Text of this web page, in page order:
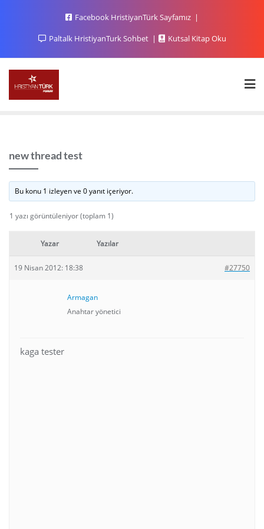
Facebook HristiyanTürk Sayfamız
Paltalk HristiyanTurk Sohbet
Kutsal Kitap Oku
new thread test
Bu konu 1 izleyen ve 0 yanıt içeriyor.
1 yazı görüntüleniyor (toplam 1)
Yazar Yazılar
19 Nisan 2012: 18:38 #27750
Armagan
Anahtar yönetici
kaga tester